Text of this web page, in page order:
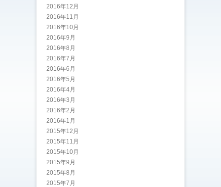
2016年12月
2016年11月
2016年10月
2016年9月
2016年8月
2016年7月
2016年6月
2016年5月
2016年4月
2016年3月
2016年2月
2016年1月
2015年12月
2015年11月
2015年10月
2015年9月
2015年8月
2015年7月